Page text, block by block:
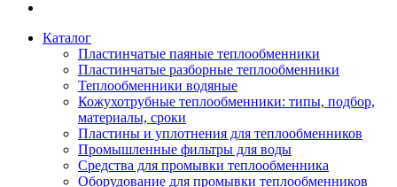
Каталог
Пластинчатые паяные теплообменники
Пластинчатые разборные теплообменники
Теплообменники водяные
Кожухотрубные теплообменники: типы, подбор,
материалы, сроки
Пластины и уплотнения для теплообменников
Промышленные фильтры для воды
Средства для промывки теплообменника
Оборудование для промывки теплообменников